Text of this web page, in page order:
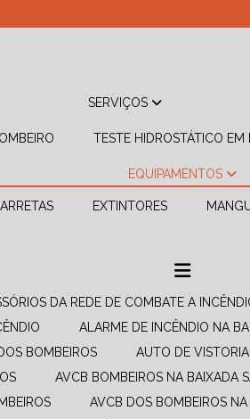
SERVIÇOS
TESTE HIDROSTÁTICO
EQUIPAMENTOS
CARRETAS EXTINTORES
DA REDE DE COMBATE A
ALARME DE INCÊNDIO NA
BOMBEIROS AUTO DE
AVCB BOMBEIROS NA BAIXADA
AVCB DOS BOMBEIROS